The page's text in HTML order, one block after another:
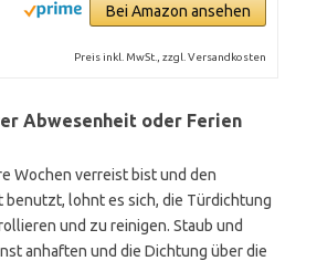
Bei Amazon ansehen
Preis inkl. MwSt., zzgl. Versandkosten
Abwesenheit oder Ferien
Wochen verreist bist und den
benutzt, lohnt es sich, die Türdichtung
und zu reinigen. Staub und
anhaften und die Dichtung über die